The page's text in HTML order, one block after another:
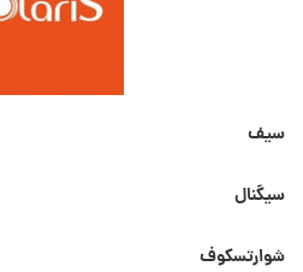
سیف
سیگنال
شوارتسکوف